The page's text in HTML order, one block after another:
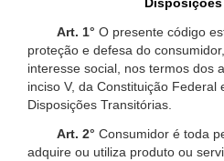
Disposições
Art. 1° O presente código
proteção e defesa do
interesse social, nos termos dos
inciso V, da Constituição Federal
Disposições Transitórias.
Art. 2° Consumidor é toda
adquire ou utiliza produto ou